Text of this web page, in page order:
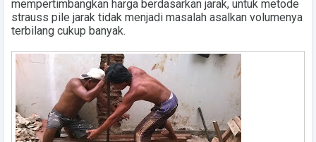
mempertimbangkan harga berdasarkan jarak, untuk metode
strauss pile jarak tidak menjadi masalah asalkan volumenya
terbilang cukup banyak.